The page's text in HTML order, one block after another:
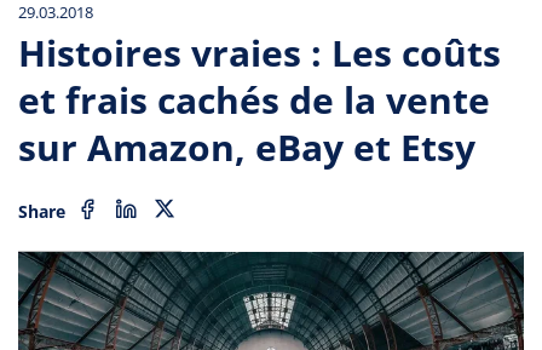
29.03.2018
Histoires vraies : Les coûts
et frais cachés de la vente
sur Amazon, eBay et Etsy
Share